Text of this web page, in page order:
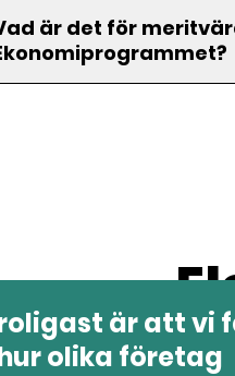
är det för
är att vi
olika företag